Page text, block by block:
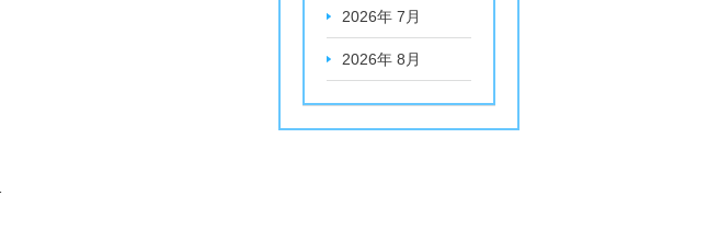
2026年 7月
2026年 8月